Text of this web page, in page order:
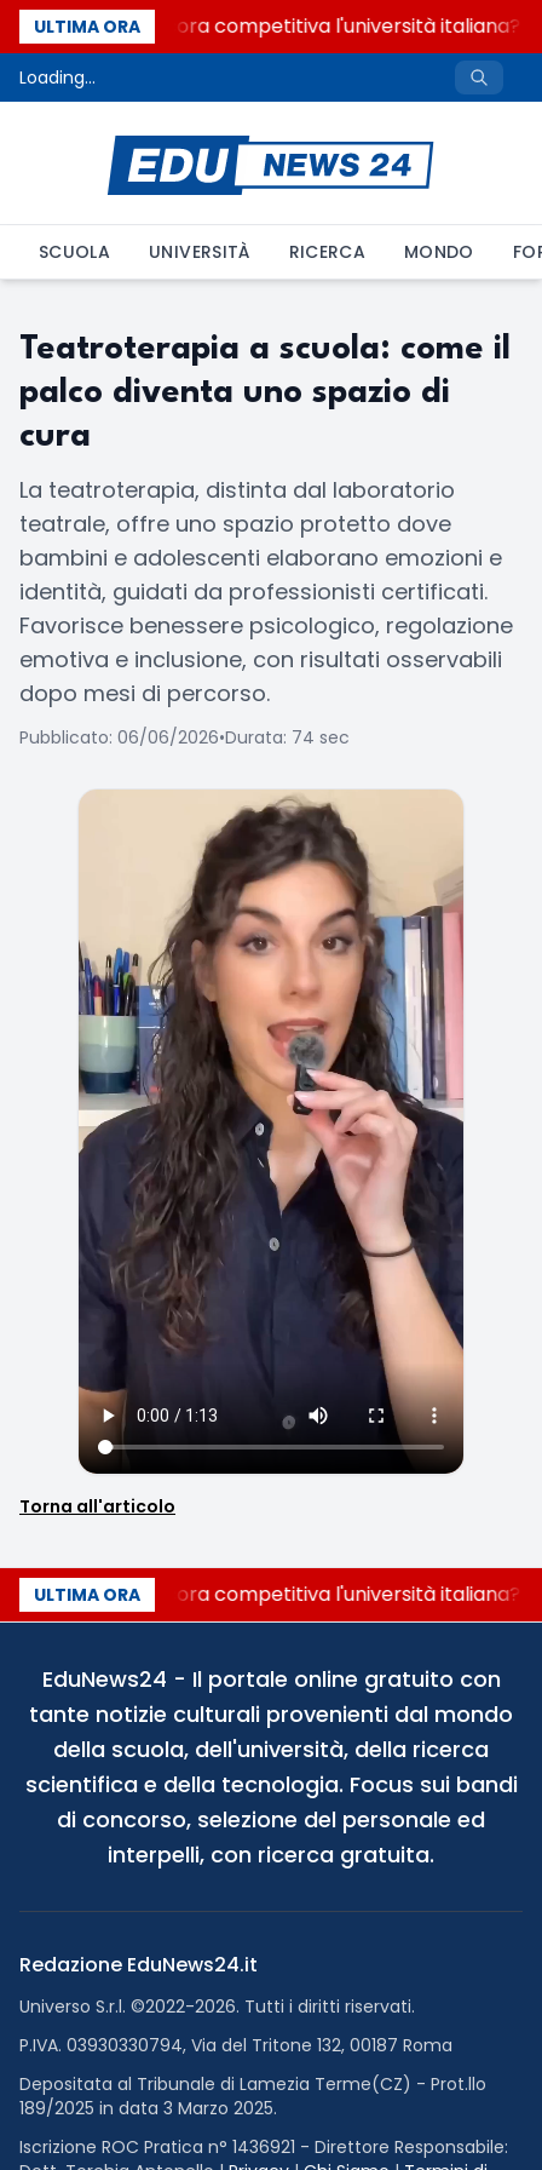
ULTIMA ORA
Quanto è ancora competitiva l'università italiana?
Loading...
SCUOLA UNIVERSITÀ RICERCA MONDO
Teatroterapia a scuola: come il
palco diventa uno spazio di
cura
La teatroterapia, distinta dal laboratorio
teatrale, offre uno spazio protetto dove
bambini e adolescenti elaborano emozioni e
identità, guidati da professionisti certificati.
Favorisce benessere psicologico, regolazione
emotiva e inclusione, con risultati osservabili
dopo mesi di percorso.
Pubblicato: 06/06/2026•Durata: 74 sec
Torna all'articolo
ULTIMA ORA
Quanto è ancora competitiva l'università italiana?
EduNews24 - Il portale online gratuito con
tante notizie culturali provenienti dal mondo
della scuola, dell'università, della ricerca
scientifica e della tecnologia. Focus sui bandi
di concorso, selezione del personale ed
interpelli, con ricerca gratuita.
Redazione EduNews24.it
Universo S.r.l. ©2022-2026. Tutti i diritti riservati.
P.IVA. 03930330794, Via del Tritone 132, 00187 Roma
Depositata al Tribunale di Lamezia Terme(CZ) - Prot.llo
189/2025 in data 3 Marzo 2025.
Iscrizione ROC Pratica n° 1436921 - Direttore Responsabile: